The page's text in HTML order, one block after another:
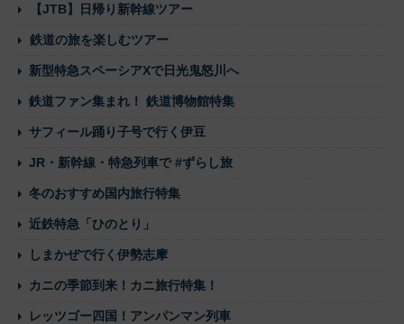
【JTB】日帰り新幹線ツアー
鉄道の旅を楽しむツアー
新型特急スペーシアXで日光鬼怒川へ
鉄道ファン集まれ！ 鉄道博物館特集
サフィール踊り子号で行く伊豆
JR・新幹線・特急列車で #ずらし旅
冬のおすすめ国内旅行特集
近鉄特急「ひのとり」
しまかぜで行く伊勢志摩
カニの季節到来！カニ旅行特集！
レッツゴー四国！アンパンマン列車